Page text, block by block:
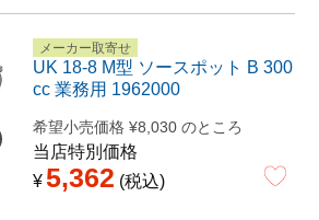
メーカー取寄せ
UK 18-8 M型 ソースポット B 300
cc 業務用 1962000
希望小売価格 ¥8,030 のところ
当店特別価格
¥5,362 税込